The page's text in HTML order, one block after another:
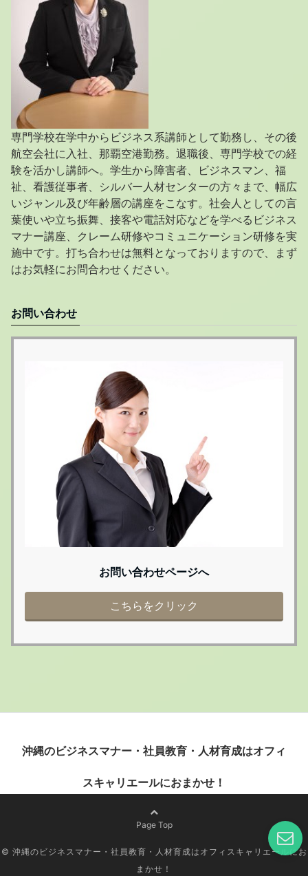
専門学校在学中からビジネス系講師として勤務し、その後
航空会社に入社、那覇空港勤務。退職後、専門学校での経
験を活かし講師へ。学生から障害者、ビジネスマン、福
祉、看護従事者、シルバー人材センターの方々まで、幅広
いジャンル及び年齢層の講座をこなす。社会人としての言
葉使いや立ち振舞、接客や電話対応などを学べるビジネス
マナー講座、クレーム研修やコミュニケーション研修を実
施中です。打ち合わせは無料となっておりますので、まず
はお気軽にお問合わせください。
お問い合わせ
お問い合わせページへ
こちらをクリック
沖縄のビジネスマナー・社員教育・人材育成はオフィ
スキャリエールにおまかせ！
Page Top
© 沖縄のビジネスマナー・社員教育・人材育成はオフィスキャリエールにお
まかせ！